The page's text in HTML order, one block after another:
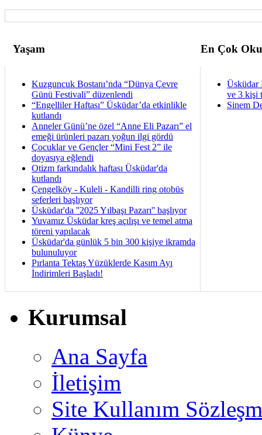
Yaşam En Çok
Kuzguncuk Bostanı’nda “Dünya Çevre
Günü Festivali” düzenlendi
“Engelliler Haftası” Üsküdar’da etkinlikle
kutlandı
Anneler Günü’ne özel “Anne Eli Pazarı” el
emeği ürünleri pazarı yoğun ilgi gördü
Çocuklar ve Gençler “Mini Fest 2” ile
doyasıya eğlendi
Otizm farkındalık haftası Üsküdar'da
kutlandı
Çengelköy - Kuleli - Kandilli ring otobüs
seferleri başlıyor
Üsküdar'da ''2025 Yılbaşı Pazarı'' başlıyor
Yuvamız Üsküdar kreş açılışı ve temel atma
töreni yapılacak
Üsküdar'da günlük 5 bin 300 kişiye ikramda
bulunuluyor
Pırlanta Tektaş Yüzüklerde Kasım Ayı
İndirimleri Başladı!
Üsküdar
ve 3 kişi
Sinem
Kurumsal
Ana Sayfa
İletişim
Site Kullanım